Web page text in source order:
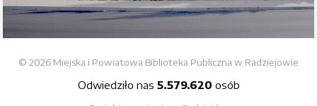
© 2026 Miejska i Powiatowa Biblioteka Publiczna w Radziejowie
Odwiedziło nas 5.579.620 osób